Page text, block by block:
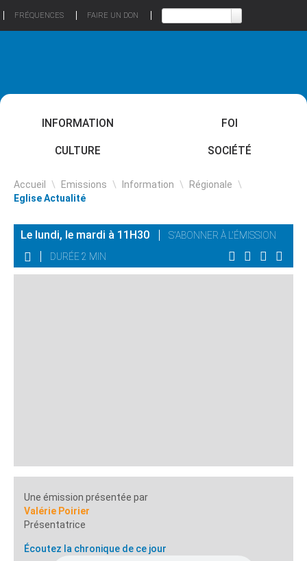
FRÉQUENCES FAIRE UN DON
INFORMATION FOI
CULTURE SOCIÉTÉ
Accueil \ Emissions \ Information \ Régionale \
Eglise Actualité
Le lundi, le mardi à 11H30
S'ABONNER À L'ÉMISSION
DURÉE 2 MIN
Une émission présentée par
Valérie Poirier
Présentatrice
Écoutez la chronique de ce jour